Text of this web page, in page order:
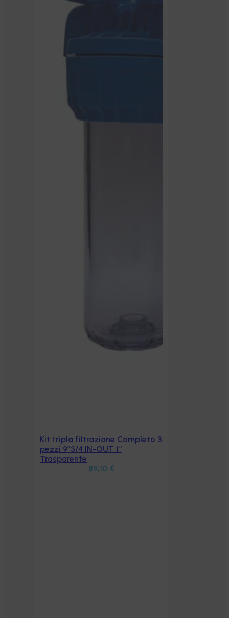
Aggiungi al carrello
Kit tripla filtrazione Completo 3
pezzi 9”3/4 IN-OUT 1“
Trasparente
89,10 €